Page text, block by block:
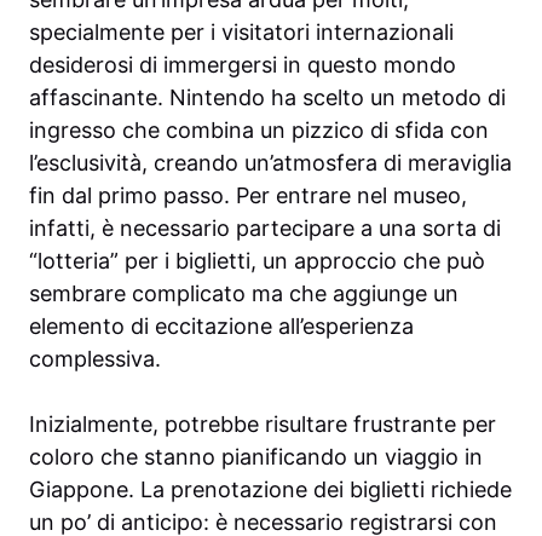
specialmente per i visitatori internazionali
desiderosi di immergersi in questo mondo
affascinante. Nintendo ha scelto un metodo di
ingresso che combina un pizzico di sfida con
l’esclusività, creando un’atmosfera di meraviglia
fin dal primo passo. Per entrare nel museo,
infatti, è necessario partecipare a una sorta di
“lotteria” per i biglietti, un approccio che può
sembrare complicato ma che aggiunge un
elemento di eccitazione all’esperienza
complessiva.
Inizialmente, potrebbe risultare frustrante per
coloro che stanno pianificando un viaggio in
Giappone. La prenotazione dei biglietti richiede
un po’ di anticipo: è necessario registrarsi con